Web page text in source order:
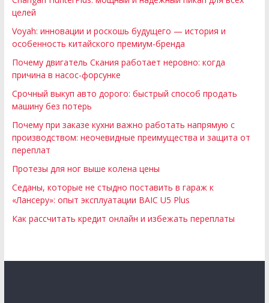
целей
Voyah: инновации и роскошь будущего — история и
особенность китайского премиум-бренда
Почему двигатель Скания работает неровно: когда
причина в насос-форсунке
Срочный выкуп авто дорого: быстрый способ продать
машину без потерь
Почему при заказе кухни важно работать напрямую с
производством: неочевидные преимущества и защита от
переплат
Протезы для ног выше колена цены
Седаны, которые не стыдно поставить в гараж к
«Лансеру»: опыт эксплуатации BAIC U5 Plus
Как рассчитать кредит онлайн и избежать переплаты